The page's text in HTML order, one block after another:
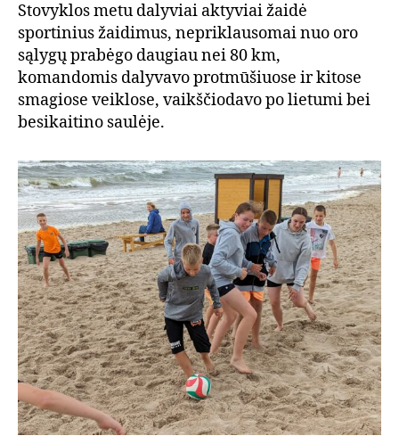
Stovyklos metu dalyviai aktyviai žaidė
sportinius žaidimus, nepriklausomai nuo oro
sąlygų prabėgo daugiau nei 80 km,
komandomis dalyvavo protmūšiuose ir kitose
smagiose veiklose, vaikščiodavo po lietumi bei
besikaitino saulėje.